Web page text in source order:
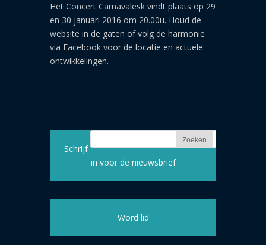
Het Concert Carnavalesk vindt plaats op 29
en 30 januari 2016 om 20.00u. Houd de
website in de gaten of volg de harmonie
via Facebook voor de locatie en actuele
ontwikkelingen.
Schrijf
in voor de nieuwsbrief
Word lid